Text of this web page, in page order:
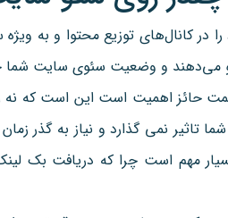
را در کانال‌های توزیع محتوا و به
می‌دهند و وضعیت سئوی سایت شما
حائز اهمیت است این است که نه
نمی گذارد و نیاز به گذر